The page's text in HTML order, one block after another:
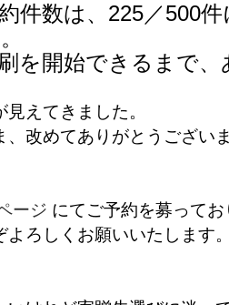
件数は、225／500
を開始できるまで
えてきました。
、改めてありがとうござい
ージ にてご予約を募って
よろしくお願いいたします